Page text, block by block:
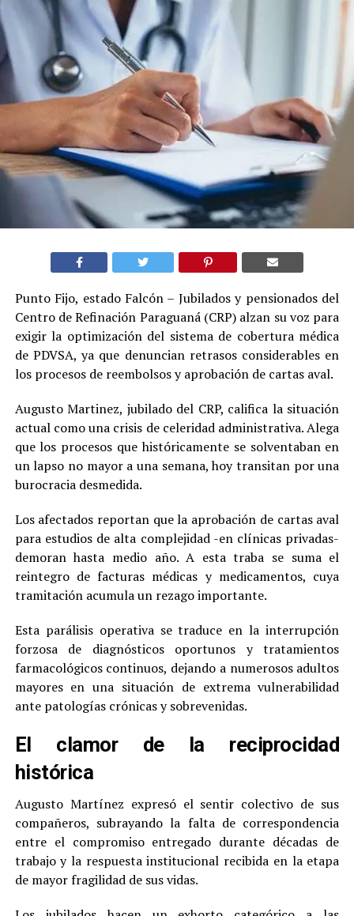
Punto Fijo, estado Falcón – Jubilados y pensionados del
Centro de Refinación Paraguaná (CRP) alzan su voz para
exigir la optimización del sistema de cobertura médica
de PDVSA, ya que denuncian retrasos considerables en
los procesos de reembolsos y aprobación de cartas aval.
Augusto Martinez, jubilado del CRP, califica la situación
actual como una crisis de celeridad administrativa. Alega
que los procesos que históricamente se solventaban en
un lapso no mayor a una semana, hoy transitan por una
burocracia desmedida.
Los afectados reportan que la aprobación de cartas aval
para estudios de alta complejidad -en clínicas privadas-
demoran hasta medio año. A esta traba se suma el
reintegro de facturas médicas y medicamentos, cuya
tramitación acumula un rezago importante.
Esta parálisis operativa se traduce en la interrupción
forzosa de diagnósticos oportunos y tratamientos
farmacológicos continuos, dejando a numerosos adultos
mayores en una situación de extrema vulnerabilidad
ante patologías crónicas y sobrevenidas.
El clamor de la reciprocidad
histórica
Augusto Martínez expresó el sentir colectivo de sus
compañeros, subrayando la falta de correspondencia
entre el compromiso entregado durante décadas de
trabajo y la respuesta institucional recibida en la etapa
de mayor fragilidad de sus vidas.